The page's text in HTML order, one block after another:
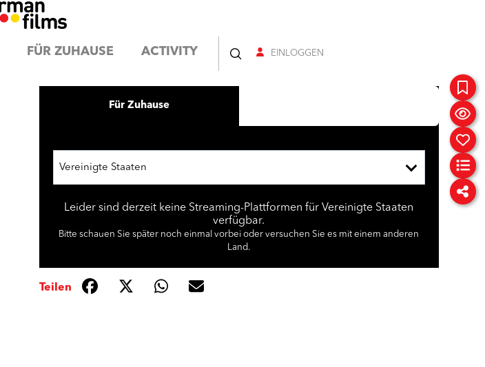
FÜR ZUHAUSE ACTIVITY EINLOGGEN
Für Zuhause
Vereinigte Staaten
Leider sind derzeit keine Streaming-Plattformen für Vereinigte Staaten
verfügbar.
Bitte schauen Sie später noch einmal vorbei oder versuchen Sie es mit einem anderen
Land.
Teilen